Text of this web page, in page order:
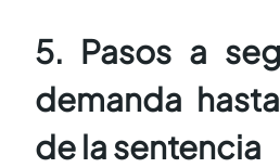
5. Pasos a
demanda
de la sentencia